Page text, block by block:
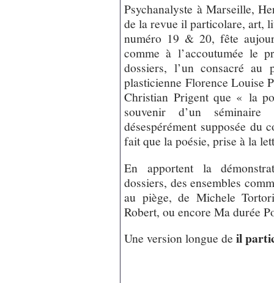
Psychanalyste à Marseille,
de la revue il particolare, art,
numéro 19 & 20, fête
comme à l’accoutumée le
dossiers, l’un consacré au
plasticienne Florence Louise
Christian Prigent que « la
souvenir d’un
désespérément supposée du
fait que la poésie, prise à la
En apportent la
dossiers, des ensembles
au piège, de Michele
Robert, ou encore Ma durée
Une version longue deil